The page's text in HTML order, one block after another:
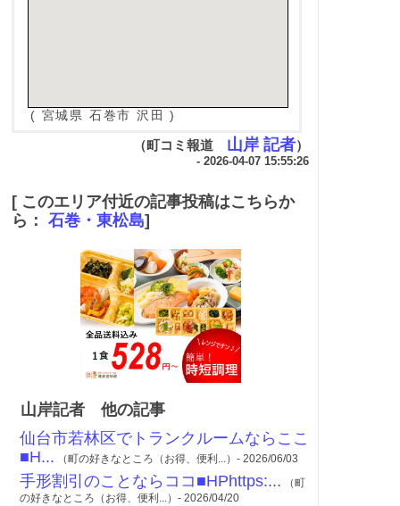
( 宮城県 石巻市 沢田 )
（町コミ報道 山岸 記者）
- 2026-04-07 15:55:26
[ このエリア付近の記事投稿はこちらか
ら： 石巻・東松島]
山岸記者 他の記事
仙台市若林区でトランクルームならここ
■H... （町の好きなところ（お得、便利...）- 2026/06/03
手形割引のことならココ■HPhttps:... （町
の好きなところ（お得、便利...）- 2026/04/20